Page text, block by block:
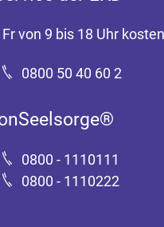
von 9 bis 18 Uhr
0800 50 40 60 2
0800 - 1110111
0800 - 1110222